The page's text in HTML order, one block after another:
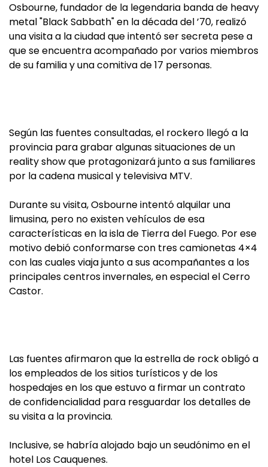
Osbourne, fundador de la legendaria banda de heavy
metal "Black Sabbath" en la década del ’70, realizó
una visita a la ciudad que intentó ser secreta pese a
que se encuentra acompañado por varios miembros
de su familia y una comitiva de 17 personas.
Según las fuentes consultadas, el rockero llegó a la
provincia para grabar algunas situaciones de un
reality show que protagonizará junto a sus familiares
por la cadena musical y televisiva MTV.
Durante su visita, Osbourne intentó alquilar una
limusina, pero no existen vehículos de esa
características en la isla de Tierra del Fuego. Por ese
motivo debió conformarse con tres camionetas 4×4
con las cuales viaja junto a sus acompañantes a los
principales centros invernales, en especial el Cerro
Castor.
Las fuentes afirmaron que la estrella de rock obligó a
los empleados de los sitios turísticos y de los
hospedajes en los que estuvo a firmar un contrato
de confidencialidad para resguardar los detalles de
su visita a la provincia.
Inclusive, se habría alojado bajo un seudónimo en el
hotel Los Cauquenes.